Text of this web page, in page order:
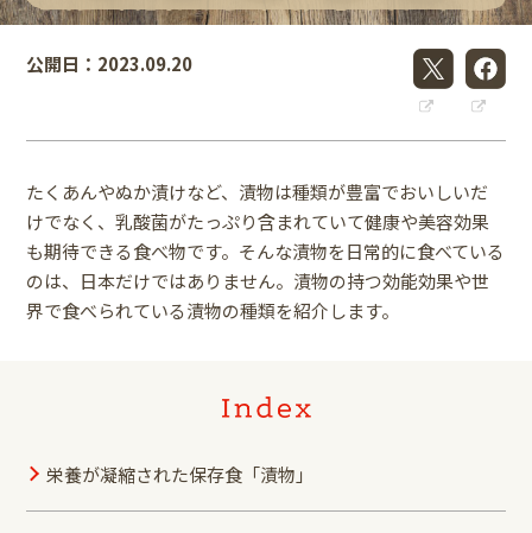
公開日：2023.09.20
たくあんやぬか漬けなど、漬物は種類が豊富でおいしいだ
けでなく、乳酸菌がたっぷり含まれていて健康や美容効果
も期待できる食べ物です。そんな漬物を日常的に食べている
のは、日本だけではありません。漬物の持つ効能効果や世
界で食べられている漬物の種類を紹介します。
栄養が凝縮された保存食「漬物」